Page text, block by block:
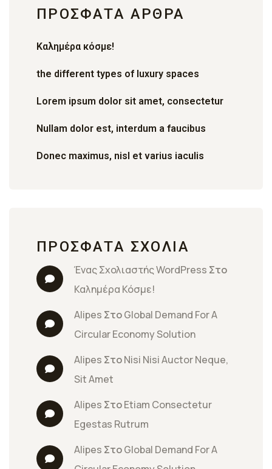
ΠΡΌΣΦΑΤΑ ΆΡΘΡΑ
Καλημέρα κόσμε!
the different types of luxury spaces
Lorem ipsum dolor sit amet, consectetur
Nullam dolor est, interdum a faucibus
Donec maximus, nisl et varius iaculis
ΠΡΌΣΦΑΤΑ ΣΧΌΛΙΑ
Ένας Σχολιαστής WordPress
Καλημέρα Κόσμε!
Alipes Στο Global Demand For A
Circular Economy Solution
Alipes Στο Nisi Nisi Auctor Neque,
Sit Amet
Alipes Στο Etiam Consectetur
Egestas Rutrum
Alipes Στο Global Demand For A